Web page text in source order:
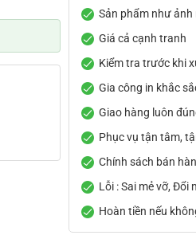
Sản phẩm như ảnh
Giá cả cạnh tranh
Kiểm tra trước khi
Gia công in khắc
Giao hàng luôn
Phục vụ tận tâm,
Chính sách bán
Lỗi : Sai mẻ vỡ, Đổi
Hoàn tiền nếu